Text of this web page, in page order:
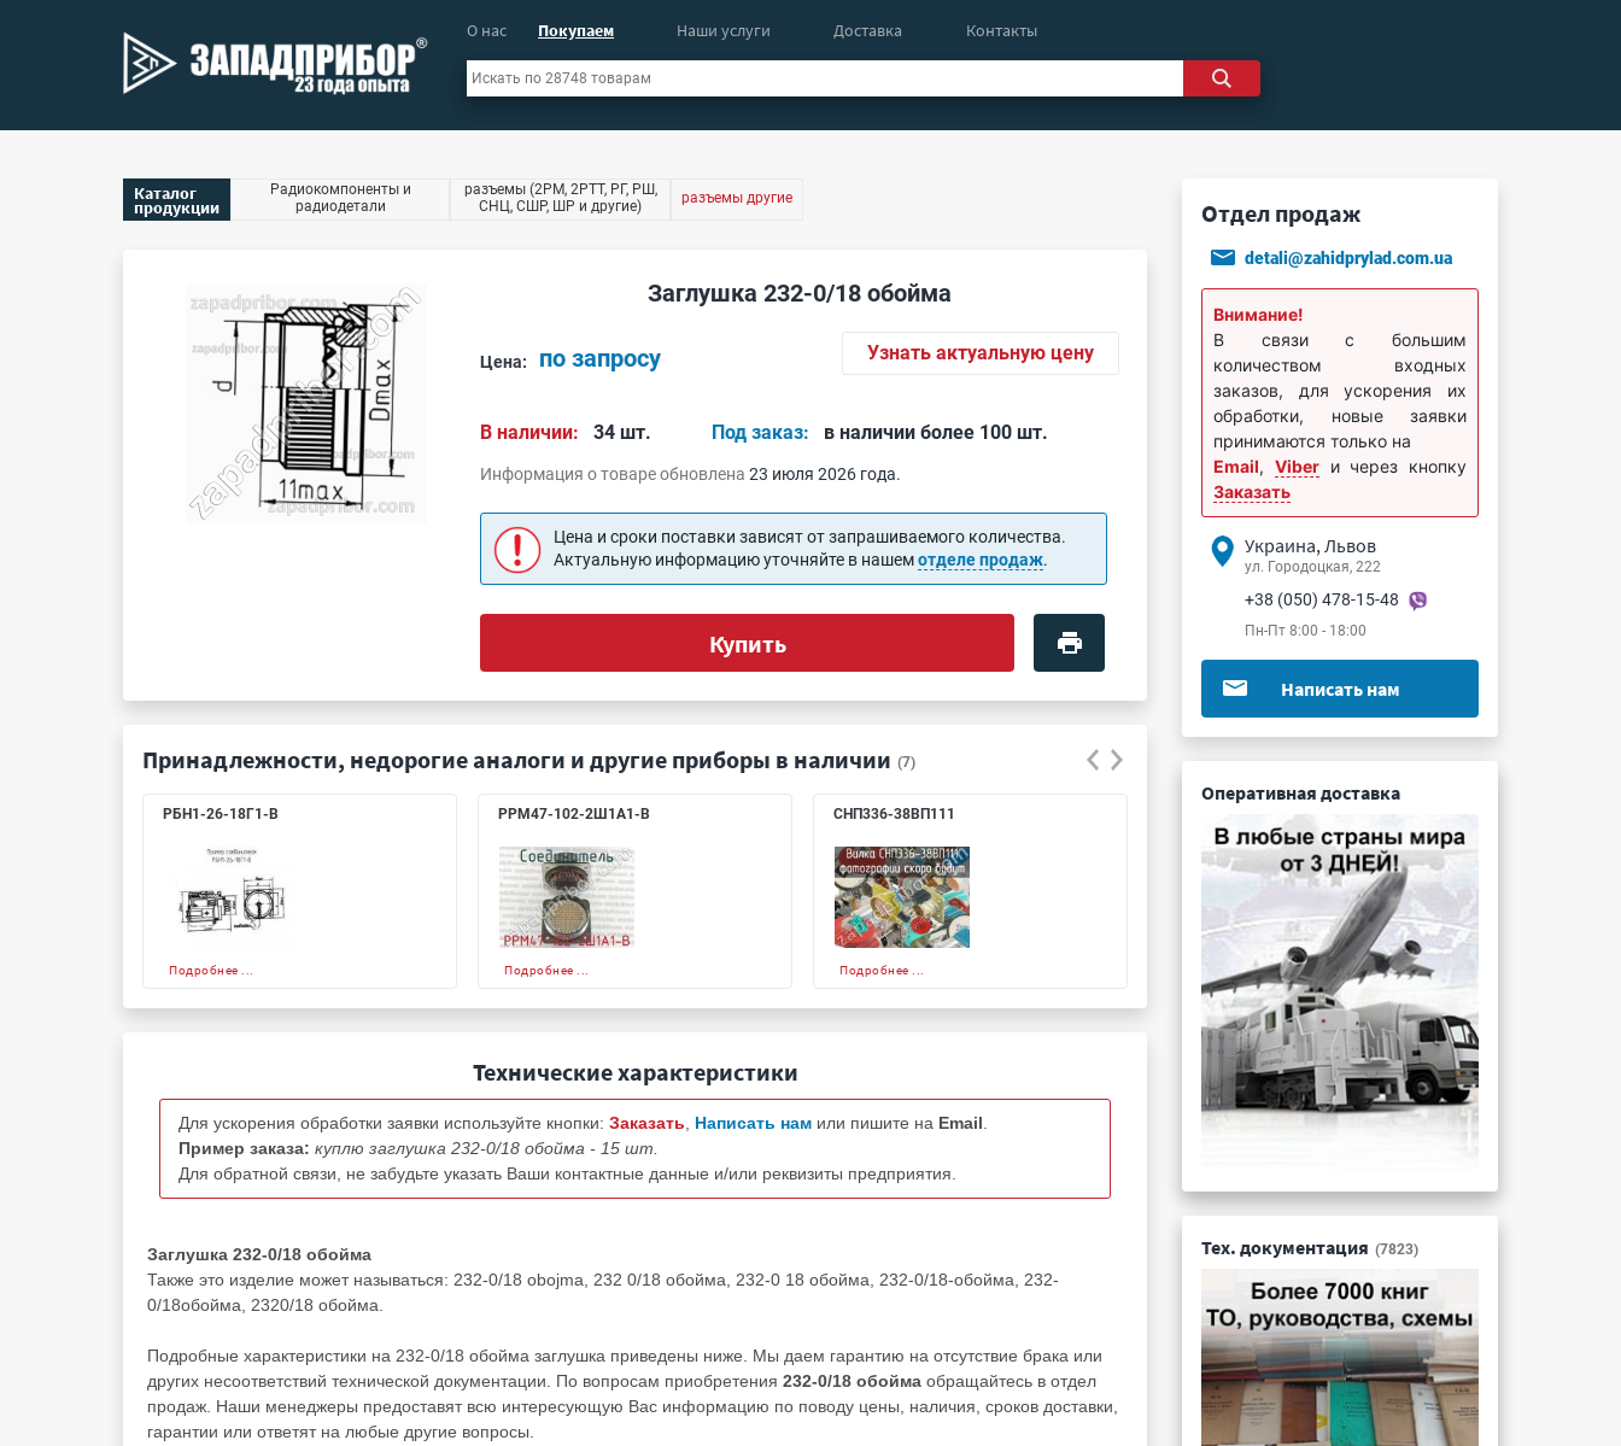
О нас Покупаем Наши услуги Доставка Контакты
Каталог
продукции
Радиокомпоненты и
радиодетали
разъемы (2РМ, 2РТТ, РГ, РШ,
СНЦ, СШР, ШР и другие)
разъемы другие
Заглушка 232-0/18 обойма
Цена: по запросу Узнать актуальную цену
В наличии: 34 шт. Под заказ: в наличии более 100 шт.
Информация о товаре обновлена23 июля 2026 года.
Цена и сроки поставки зависят от запрашиваемого количества.
Актуальную информацию уточняйте в нашемотделе продаж.
Купить
Принадлежности, недорогие аналоги и другие приборы в наличии (7)
РБН1-26-18Г1-В
Подробнее ...
РРМ47-102-2Ш1А1-В
Подробнее ...
СНП336-38ВП111
Подробнее ...
СНП377-37ВП21-1-13-h
Подробнее ...
Технические характеристики
Для ускорения обработки заявки используйте кнопки: Заказать Написать нам или пишите на Email
Пример заказа: куплю заглушка 232-0/18 обойма - 15 шт.
Для обратной связи, не забудьте указать Ваши контактные данные и/или реквизиты предприятия.
Заглушка 232-0/18 обойма
Также это изделие может называться: 232-0/18 obojma, 232 0/18 обойма, 232-0 18 обойма, 232-0/18-обойма, 232-
0/18обойма, 2320/18 обойма.
Подробные характеристики на 232-0/18 обойма заглушка приведены ниже. Мы даем гарантию на отсутствие брака или
других несоответствий технической документации. По вопросам приобретения 232-0/18 обойма обращайтесь в отдел
продаж. Наши менеджеры предоставят всю интересующую Вас информацию по поводу цены, наличия, сроков доставки,
гарантии или ответят на любые другие вопросы.
Отдел продаж
detali@zahidprylad.com.ua
Внимание!
В связи с большим
количеством входных
заказов, для ускорения их
обработки, новые заявки
принимаются только на
Email, Viberи через кнопку
Заказать
Украина, Львов
ул. Городоцкая, 222
+38 (050) 478-15-48
Пн-Пт 8:00 - 18:00
Написать нам
Оперативная доставка
Тех. документация (7823)